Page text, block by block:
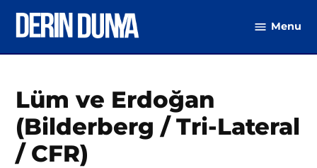
Menu
Posted
in
Dünya
Türkiye
Lüm ve Erdoğan
(Bilderberg / Tri-Lateral
/ CFR)